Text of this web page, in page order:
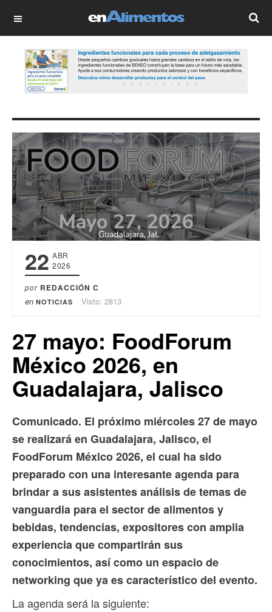
OFF CANVAS
22 ABR
2026
por REDACCIÓN C
en NOTICIAS Visto: 2813
27 mayo: FoodForum
México 2026, en
Guadalajara, Jalisco
Comunicado. El próximo miércoles 27 de mayo
se realizará en Guadalajara, Jalisco, el
FoodForum México 2026, el cual ha sido
preparado con una interesante agenda para
brindar a sus asistentes análisis de temas de
vanguardia para el sector de alimentos y
bebidas, tendencias, expositores con amplia
experiencia que compartirán sus
conocimientos, así como un espacio de
networking que ya es característico del evento.
La agenda será la siguiente: